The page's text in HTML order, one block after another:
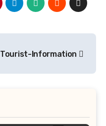
Tourist-Information